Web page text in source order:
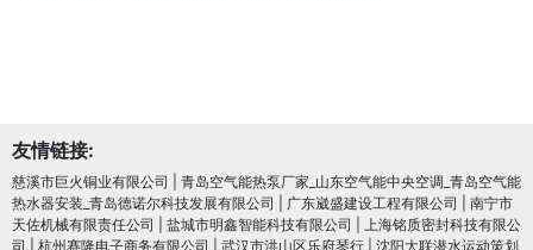
友情链接:
慈溪市巨火铜业有限公司
青岛空气能热泵厂家_山东空气能中央空调_青岛空气能
热水器安装_青岛德诺尔科技发展有限公司
广东崴盛建设工程有限公司
南宁市
天佐机械有限责任公司
盐城市明鑫智能科技有限公司
上海铭质密封科技有限公
司
杭州赛隆电子商务有限公司 武汉市洪山区乐府琴行
沈阳大联潜水运动策划